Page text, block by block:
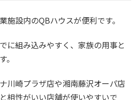
施設内のQBハウスが便利です。
に組み込みやすく、家族の用事と
。
川崎プラザ店や湘南藤沢オーパ店
相性がいい店舗が使いやすいで